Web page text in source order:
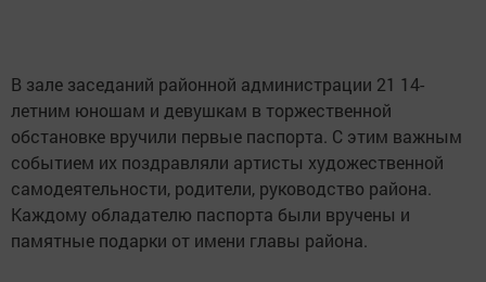
В зале заседаний районной администрации 21 14-
летним юношам и девушкам в торжественной
обстановке вручили первые паспорта. С этим важным
событием их поздравляли артисты художественной
самодеятельности, родители, руководство района.
Каждому обладателю паспорта были вручены и
памятные подарки от имени главы района.